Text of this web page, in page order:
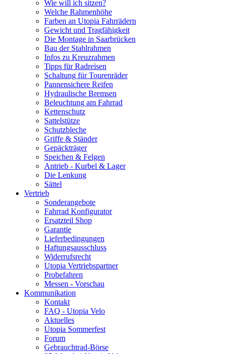
Wie will ich sitzen?
Welche Rahmenhöhe
Farben an Utopia Fahrrädern
Gewicht und Tragfähigkeit
Die Montage in Saarbrücken
Bau der Stahlrahmen
Infos zu Kreuzrahmen
Tipps für Radreisen
Schaltung für Tourenräder
Pannensichere Reifen
Hydraulische Bremsen
Beleuchtung am Fahrrad
Kettenschutz
Sattelstütze
Schutzbleche
Griffe & Ständer
Gepäckträger
Speichen & Felgen
Antrieb - Kurbel & Lager
Die Lenkung
Sättel
Vertrieb
Sonderangebote
Fahrrad Konfigurator
Ersatzteil Shop
Garantie
Lieferbedingungen
Haftungsausschluss
Widerrufsrecht
Utopia Vertriebspartner
Probefahren
Messen - Vorschau
Kommunikation
Kontakt
FAQ - Utopia Velo
Aktuelles
Utopia Sommerfest
Forum
Gebrauchtrad-Börse